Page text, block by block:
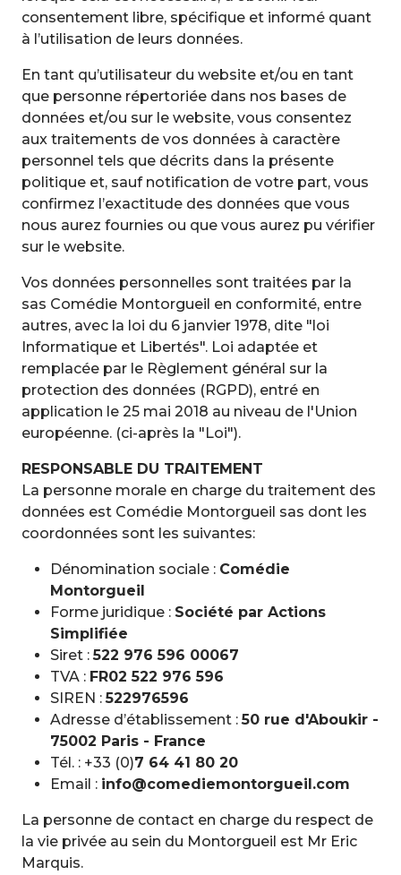
consentement libre, spécifique et informé quant
à l’utilisation de leurs données.
En tant qu’utilisateur du website et/ou en tant
que personne répertoriée dans nos bases de
données et/ou sur le website, vous consentez
aux traitements de vos données à caractère
personnel tels que décrits dans la présente
politique et, sauf notification de votre part, vous
confirmez l’exactitude des données que vous
nous aurez fournies ou que vous aurez pu vérifier
sur le website.
Vos données personnelles sont traitées par la
sas Comédie Montorgueil en conformité, entre
autres, avec la loi du 6 janvier 1978, dite "loi
Informatique et Libertés". Loi adaptée et
remplacée par le Règlement général sur la
protection des données (RGPD), entré en
application le 25 mai 2018 au niveau de l'Union
européenne. (ci-après la "Loi").
RESPONSABLE DU TRAITEMENT
La personne morale en charge du traitement des
données est Comédie Montorgueil sas dont les
coordonnées sont les suivantes:
Dénomination sociale : Comédie
Montorgueil
Forme juridique : Société par Actions
Simplifiée
Siret :522 976 596 00067
TVA : FR02 522 976 596
SIREN :522976596
Adresse d’établissement :50 rue d'Aboukir -
75002 Paris - France
Tél. : +33 (0)7 64 41 80 20
Email : info@comediemontorgueil.com
La personne de contact en charge du respect de
la vie privée au sein du Montorgueil est Mr Eric
Marquis.